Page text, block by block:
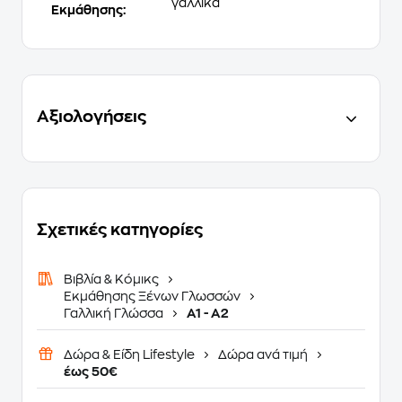
Εκμάθησης:
Αξιολογήσεις
Σχετικές κατηγορίες
Βιβλία & Κόμικς
Εκμάθησης Ξένων Γλωσσών
Γαλλική Γλώσσα
A1 - A2
Δώρα & Είδη Lifestyle
Δώρα ανά τιμή
έως 50€